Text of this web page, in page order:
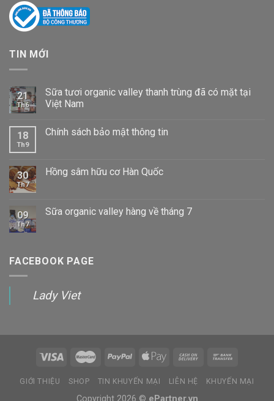
TIN MỚI
21
Th6
Sữa tươi organic valley thanh trùng đã có mặt tại
Việt Nam
18
Th9
Chính sách bảo mật thông tin
30
Th7
Hồng sâm hữu cơ Hàn Quốc
09
Th7
Sữa organic valley hàng về tháng 7
FACEBOOK PAGE
Lady Viet
GIỚI THIỆU SHOP TIN KHUYẾN MẠI LIÊN HỆ KHUYẾN MẠI
Copyright 2026 © ePartner.vn